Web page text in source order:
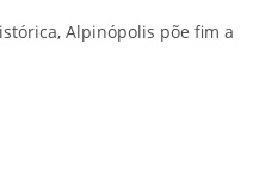
Alpinópolis põe fim a